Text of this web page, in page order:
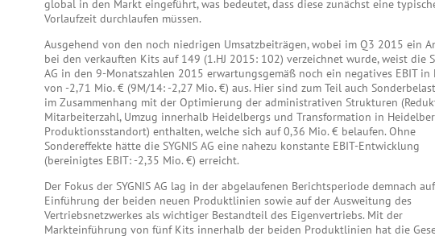
global in den Markt eingeführt, was bedeutet, dass diese zunächst eine
Vorlaufzeit durchlaufen müssen.
Ausgehend von den noch niedrigen Umsatzbeiträgen, wobei im Q3 2015 ein
bei den verkauften Kits auf 149 (1.HJ 2015: 102) verzeichnet wurde, weist die
AG in den 9-Monatszahlen 2015 erwartungsgemäß noch ein negatives EBIT in
von -2,71 Mio. € (9M/14: -2,27 Mio. €) aus. Hier sind zum Teil auch
im Zusammenhang mit der Optimierung der administrativen Strukturen
Mitarbeiterzahl, Umzug innerhalb Heidelbergs und Transformation in
Produktionsstandort) enthalten, welche sich auf 0,36 Mio. € belaufen. Ohne
Sondereffekte hätte die SYGNIS AG eine nahezu konstante EBIT-Entwicklung
(bereinigtes EBIT: -2,35 Mio. €) erreicht.
Der Fokus der SYGNIS AG lag in der abgelaufenen Berichtsperiode demnach
Einführung der beiden neuen Produktlinien sowie auf der Ausweitung des
Vertriebsnetzwerkes als wichtiger Bestandteil des Eigenvertriebs. Mit der
Markteinführung von fünf Kits innerhalb der beiden Produktlinien hat die